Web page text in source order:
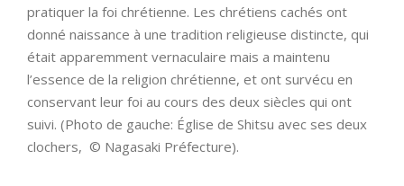
pratiquer la foi chrétienne. Les chrétiens cachés ont
donné naissance à une tradition religieuse distincte, qui
était apparemment vernaculaire mais a maintenu
l’essence de la religion chrétienne, et ont survécu en
conservant leur foi au cours des deux siècles qui ont
suivi. (Photo de gauche: Église de Shitsu avec ses deux
clochers, © Nagasaki Préfecture).